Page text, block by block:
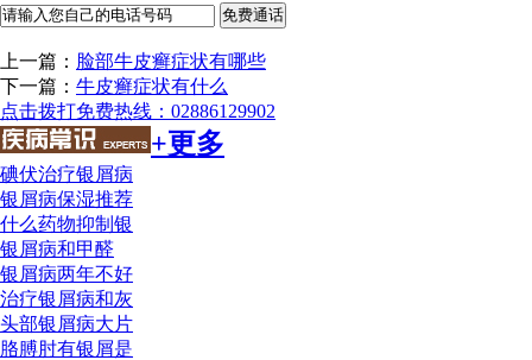
上一篇： 脸部牛皮癣症状有哪些
下一篇： 牛皮癣症状有什么
点击拨打免费热线：02886129902
+更多
碘伏治疗银屑病
银屑病保湿推荐
什么药物抑制银
银屑病和甲醛
银屑病两年不好
治疗银屑病和灰
头部银屑病大片
胳膊肘有银屑是